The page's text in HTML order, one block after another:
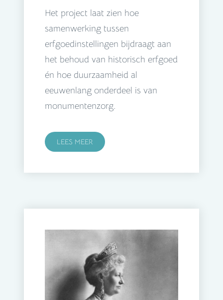
Het project laat zien hoe
samenwerking tussen
erfgoedinstellingen bijdraagt aan
het behoud van historisch erfgoed
én hoe duurzaamheid al
eeuwenlang onderdeel is van
monumentenzorg.
LEES MEER